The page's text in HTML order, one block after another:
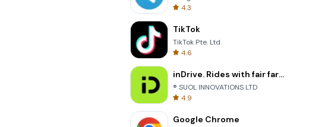
4.3
TikTok
TikTok Pte. Ltd.
4.6
inDrive. Rides with fair fares
® SUOL INNOVATIONS LTD
4.9
Google Chrome